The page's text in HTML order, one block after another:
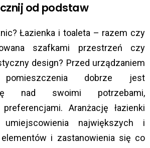
od podstaw
Łazienka i toaleta – razem czy
szafkami przestrzeń czy
design? Przed urządzaniem
pomieszczenia dobrze jest
nad swoimi potrzebami,
Aranżację łazienki
największych i
i zastanowienia się co